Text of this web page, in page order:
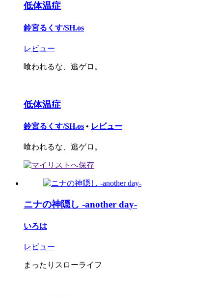
低体温症
鈴宮るくす/SH.os
レビュー
喰われるな、逃ゲロ。
低体温症
鈴宮るくす/SH.os • レビュー
喰われるな、逃ゲロ。
ニナの神隠し -another day-
いろは
レビュー
まったりスローライフ